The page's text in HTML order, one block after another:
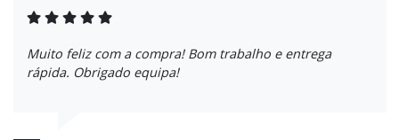
Muito feliz com a compra! Bom trabalho e entrega
rápida. Obrigado equipa!